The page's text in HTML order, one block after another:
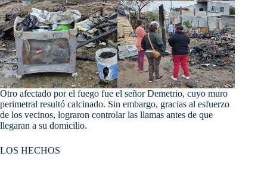
Otro afectado por el fuego fue el señor Demetrio, cuyo muro
perimetral resultó calcinado. Sin embargo, gracias al esfuerzo
de los vecinos, lograron controlar las llamas antes de que
llegaran a su domicilio.
LOS HECHOS